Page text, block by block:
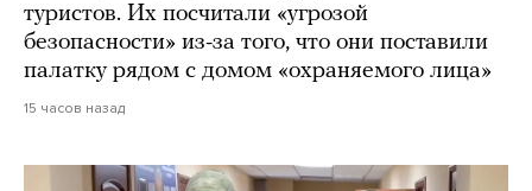
туристов. Их посчитали «угрозой
безопасности» из-за того, что они поставили
палатку рядом с домом «охраняемого лица»
15 часов назад